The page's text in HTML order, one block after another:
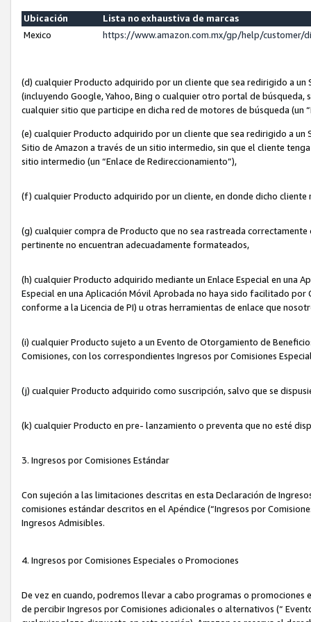
Ubicación
Lista no exhaustiva de marcas
Mexico
https://www.amazon.com.mx/gp/help/customer/
(d) cualquier Producto adquirido por un cliente que sea redirigido a
(incluyendo Google, Yahoo, Bing o cualquier otro portal de
cualquier sitio que participe en dicha red de motores de búsqueda (un
(e) cualquier Producto adquirido por un cliente que sea redirigido a un
Sitio de Amazon a través de un sitio intermedio, sin que el cliente
sitio intermedio (un “Enlace de Redireccionamiento”),
(f) cualquier Producto adquirido por un cliente, en donde dicho
(g) cualquier compra de Producto que no sea rastreada
pertinente no encuentran adecuadamente formateados,
(h) cualquier Producto adquirido mediante un Enlace Especial en una
Especial en una Aplicación Móvil Aprobada no haya sido facilitado
conforme a la Licencia de PI) u otras herramientas de enlace que
(i) cualquier Producto sujeto a un Evento de Otorgamiento de
Comisiones, con los correspondientes Ingresos por Comisiones
(j) cualquier Producto adquirido como suscripción, salvo que se
(k) cualquier Producto en pre- lanzamiento o preventa que no esté
3. Ingresos por Comisiones Estándar
Con sujeción a las limitaciones descritas en esta Declaración de
comisiones estándar descritos en el Apéndice (“Ingresos por
Ingresos Admisibles.
4. Ingresos por Comisiones Especiales o Promociones
De vez en cuando, podremos llevar a cabo programas o
de percibir Ingresos por Comisiones adicionales o alternativos (“